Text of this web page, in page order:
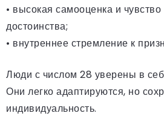
• высокая самооценка и чувство
достоинства;
• внутреннее стремление к
Люди с числом 28 уверены в
Они легко адаптируются, но
индивидуальность.